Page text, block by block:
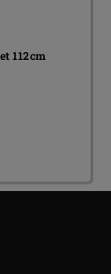
112cm